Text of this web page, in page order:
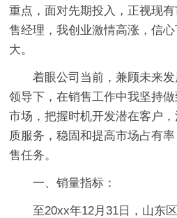
重点，面对先期投入，正视现
售经理，我创业激情高涨，信
大。
着眼公司当前，兼顾未来
领导下，在销售工作中我坚持
市场，把握时机开发潜在客户
质服务，稳固和提高市场占有
售任务。
一、销量指标：
至20xx年12月31日，山东